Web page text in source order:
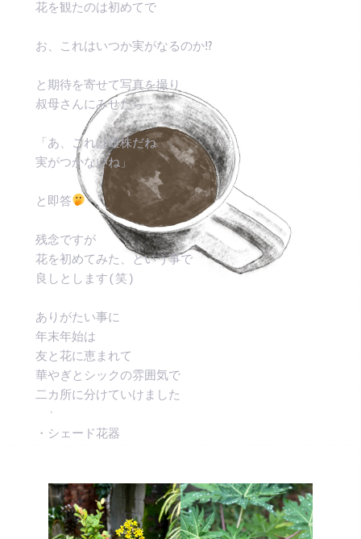
花を観たのは初めてで
お、これはいつか実がなるのか⁉︎
と期待を寄せて写真を撮り
叔母さんにみせたら
「あ、これは雄株だね
実がつかないね」
と即答
残念ですが
花を初めてみた、という事で
良しとします(笑)
ありがたい事に
年末年始は
友と花に恵まれて
華やぎとシックの雰囲気で
二カ所に分けていけました
・シェード花器